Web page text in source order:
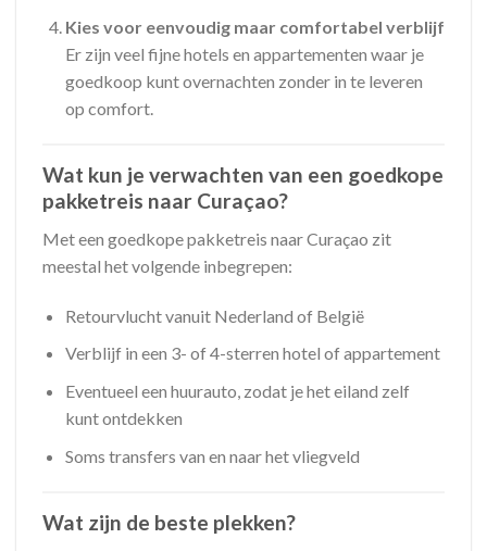
Kies voor eenvoudig maar comfortabel verblijf
Er zijn veel fijne hotels en appartementen waar je
goedkoop kunt overnachten zonder in te leveren
op comfort.
Wat kun je verwachten van een goedkope
pakketreis naar Curaçao?
Met een goedkope pakketreis naar Curaçao zit
meestal het volgende inbegrepen:
Retourvlucht vanuit Nederland of België
Verblijf in een 3- of 4-sterren hotel of appartement
Eventueel een huurauto, zodat je het eiland zelf
kunt ontdekken
Soms transfers van en naar het vliegveld
Wat zijn de beste plekken?